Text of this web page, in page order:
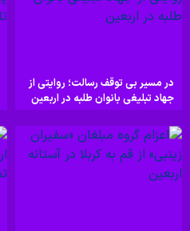
در مسیر بی توقف رسالت؛ روایتی از
جهاد تبلیغی بانوان طلبه در اربعین